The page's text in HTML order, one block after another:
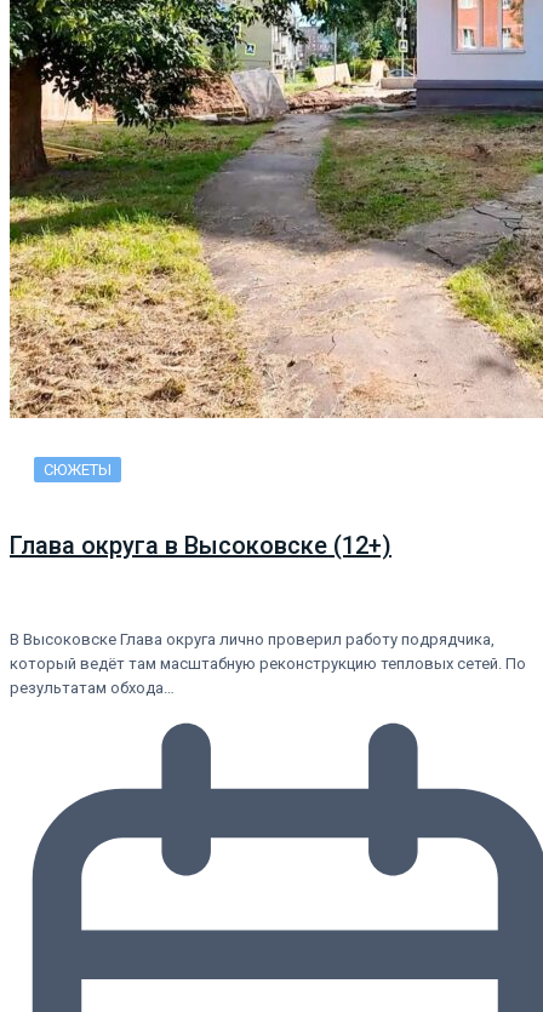
СЮЖЕТЫ
Глава округа в Высоковске (12+)
В Высоковске Глава округа лично проверил работу подрядчика,
который ведёт там масштабную реконструкцию тепловых сетей. По
результатам обхода…